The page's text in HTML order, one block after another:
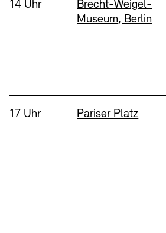
Buchläden
Uhrzeit:
14 Uhr Standort
Brecht-Weigel-
Museum, Berlin
Uhrzeit:
17 Uhr Standort
Pariser Platz